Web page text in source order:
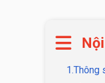
1.Thông